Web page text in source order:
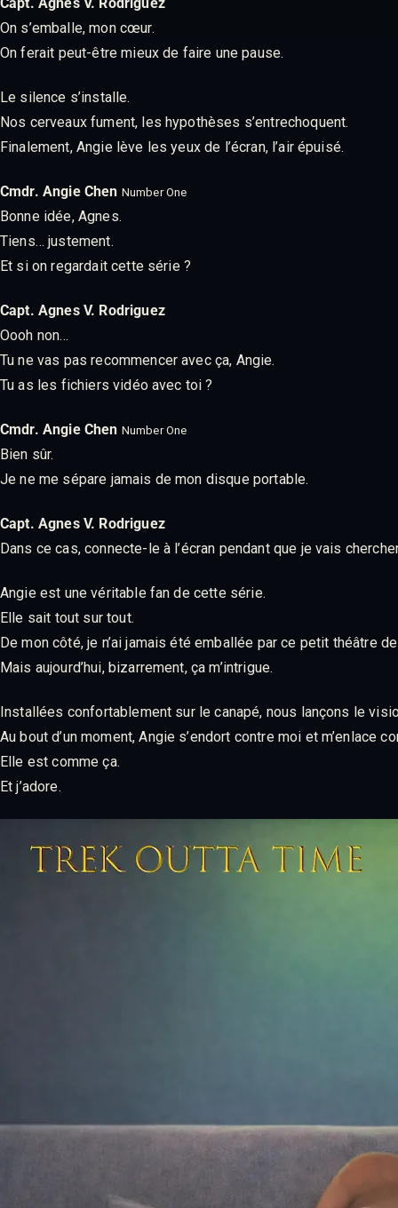
On s’emballe, mon cœur.
On ferait peut-être mieux de faire une pause.
Le silence s’installe.
Nos cerveaux fument, les hypothèses s’entrechoquent.
Finalement, Angie lève les yeux de l’écran, l’air épuisé.
Cmdr. Angie Chen Number One
Bonne idée, Agnes.
Tiens… justement.
Et si on regardait cette série ?
Capt. Agnes V. Rodriguez
Oooh non…
Tu ne vas pas recommencer avec ça, Angie.
Tu as les fichiers vidéo avec toi ?
Cmdr. Angie Chen Number One
Bien sûr.
Je ne me sépare jamais de mon disque portable.
Capt. Agnes V. Rodriguez
Dans ce cas, connecte-le à l’écran pendant que je vais
Angie est une véritable fan de cette série.
Elle sait tout sur tout.
De mon côté, je n’ai jamais été emballée par ce petit théâtre
Mais aujourd’hui, bizarrement, ça m’intrigue.
Installées confortablement sur le canapé, nous lançons le
Au bout d’un moment, Angie s’endort contre moi et m’enlace
Elle est comme ça.
Et j’adore.